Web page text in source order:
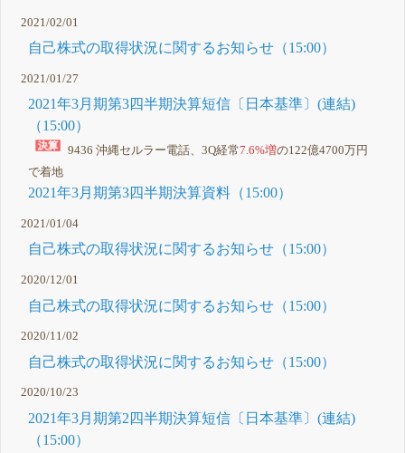
2021/02/01
自己株式の取得状況に関するお知らせ（15:00）
2021/01/27
2021年3月期第3四半期決算短信〔日本基準〕(連結)
（15:00）
9436 沖縄セルラー電話、3Q経常7.6%増の122億4700万円
で着地
2021年3月期第3四半期決算資料（15:00）
2021/01/04
自己株式の取得状況に関するお知らせ（15:00）
2020/12/01
自己株式の取得状況に関するお知らせ（15:00）
2020/11/02
自己株式の取得状況に関するお知らせ（15:00）
2020/10/23
2021年3月期第2四半期決算短信〔日本基準〕(連結)
（15:00）